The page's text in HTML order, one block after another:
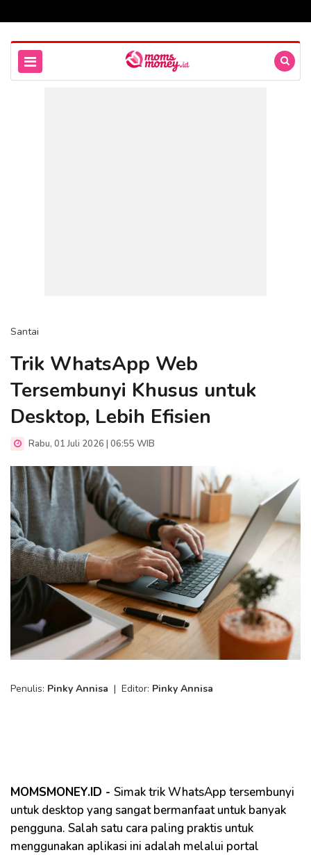
Santai
Trik WhatsApp Web
Tersembunyi Khusus untuk
Desktop, Lebih Efisien
Rabu, 01 Juli 2026 | 06:55 WIB
Penulis: Pinky Annisa | Editor: Pinky Annisa
MOMSMONEY.ID - Simak trik WhatsApp tersembunyi
untuk desktop yang sangat bermanfaat untuk banyak
pengguna. Salah satu cara paling praktis untuk
menggunakan aplikasi ini adalah melalui portal